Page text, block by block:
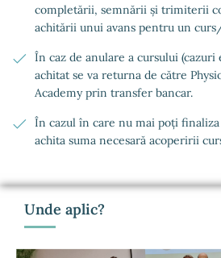
completării, semnării și trimiterii
achitării unui avans pentru un
În caz de anulare a cursului (cazuri
achitat se va returna de către
Academy prin transfer bancar.
În cazul în care nu mai poți finaliza
achita suma necesară acoperirii
Unde aplic?